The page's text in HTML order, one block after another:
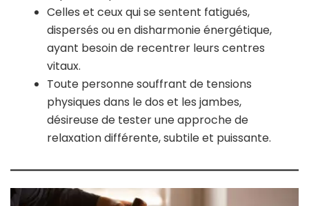
Celles et ceux qui se sentent fatigués,
dispersés ou en disharmonie énergétique,
ayant besoin de recentrer leurs centres
vitaux.
Toute personne souffrant de tensions
physiques dans le dos et les jambes,
désireuse de tester une approche de
relaxation différente, subtile et puissante.